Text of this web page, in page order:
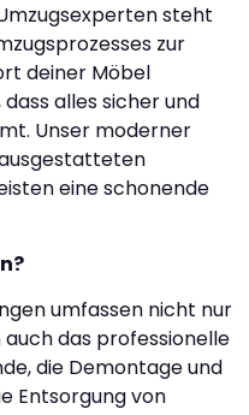
steht
zur
deiner Möbel
alles sicher und
Unser moderner
eine schonende
umfassen nicht nur
das professionelle
die Demontage und
Entsorgung von